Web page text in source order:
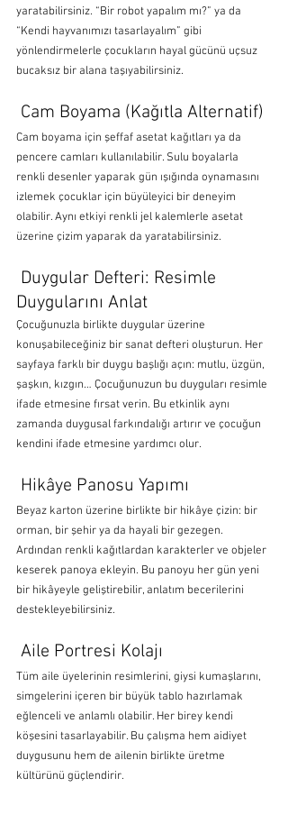
yaratabilirsiniz. “Bir robot yapalım mı?” ya da
“Kendi hayvanımızı tasarlayalım” gibi
yönlendirmelerle çocukların hayal gücünü uçsuz
bucaksız bir alana taşıyabilirsiniz.
Cam Boyama (Kağıtla Alternatif)
Cam boyama için şeffaf asetat kağıtları ya da
pencere camları kullanılabilir. Sulu boyalarla
renkli desenler yaparak gün ışığında oynamasını
izlemek çocuklar için büyüleyici bir deneyim
olabilir. Aynı etkiyi renkli jel kalemlerle asetat
üzerine çizim yaparak da yaratabilirsiniz.
Duygularını Anlat
Çocuğunuzla birlikte duygular üzerine
konuşabileceğiniz bir sanat defteri oluşturun. Her
sayfaya farklı bir duygu başlığı açın: mutlu, üzgün,
şaşkın, kızgın… Çocuğunuzun bu duyguları resimle
ifade etmesine fırsat verin. Bu etkinlik aynı
zamanda duygusal farkındalığı artırır ve çocuğun
kendini ifade etmesine yardımcı olur.
Hikâye Panosu Yapımı
Beyaz karton üzerine birlikte bir hikâye çizin: bir
orman, bir şehir ya da hayali bir gezegen.
Ardından renkli kağıtlardan karakterler ve objeler
keserek panoya ekleyin. Bu panoyu her gün yeni
bir hikâyeyle geliştirebilir, anlatım becerilerini
destekleyebilirsiniz.
Aile Portresi Kolajı
Tüm aile üyelerinin resimlerini, giysi kumaşlarını,
simgelerini içeren bir büyük tablo hazırlamak
eğlenceli ve anlamlı olabilir. Her birey kendi
köşesini tasarlayabilir. Bu çalışma hem aidiyet
duygusunu hem de ailenin birlikte üretme
kültürünü güçlendirir.